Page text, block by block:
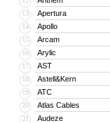
13 Apertura
14 Apollo
15 Arcam
16 Arylic
17 AST
18 Astell&Kern
19 ATC
20 Atlas Cables
21 Audeze